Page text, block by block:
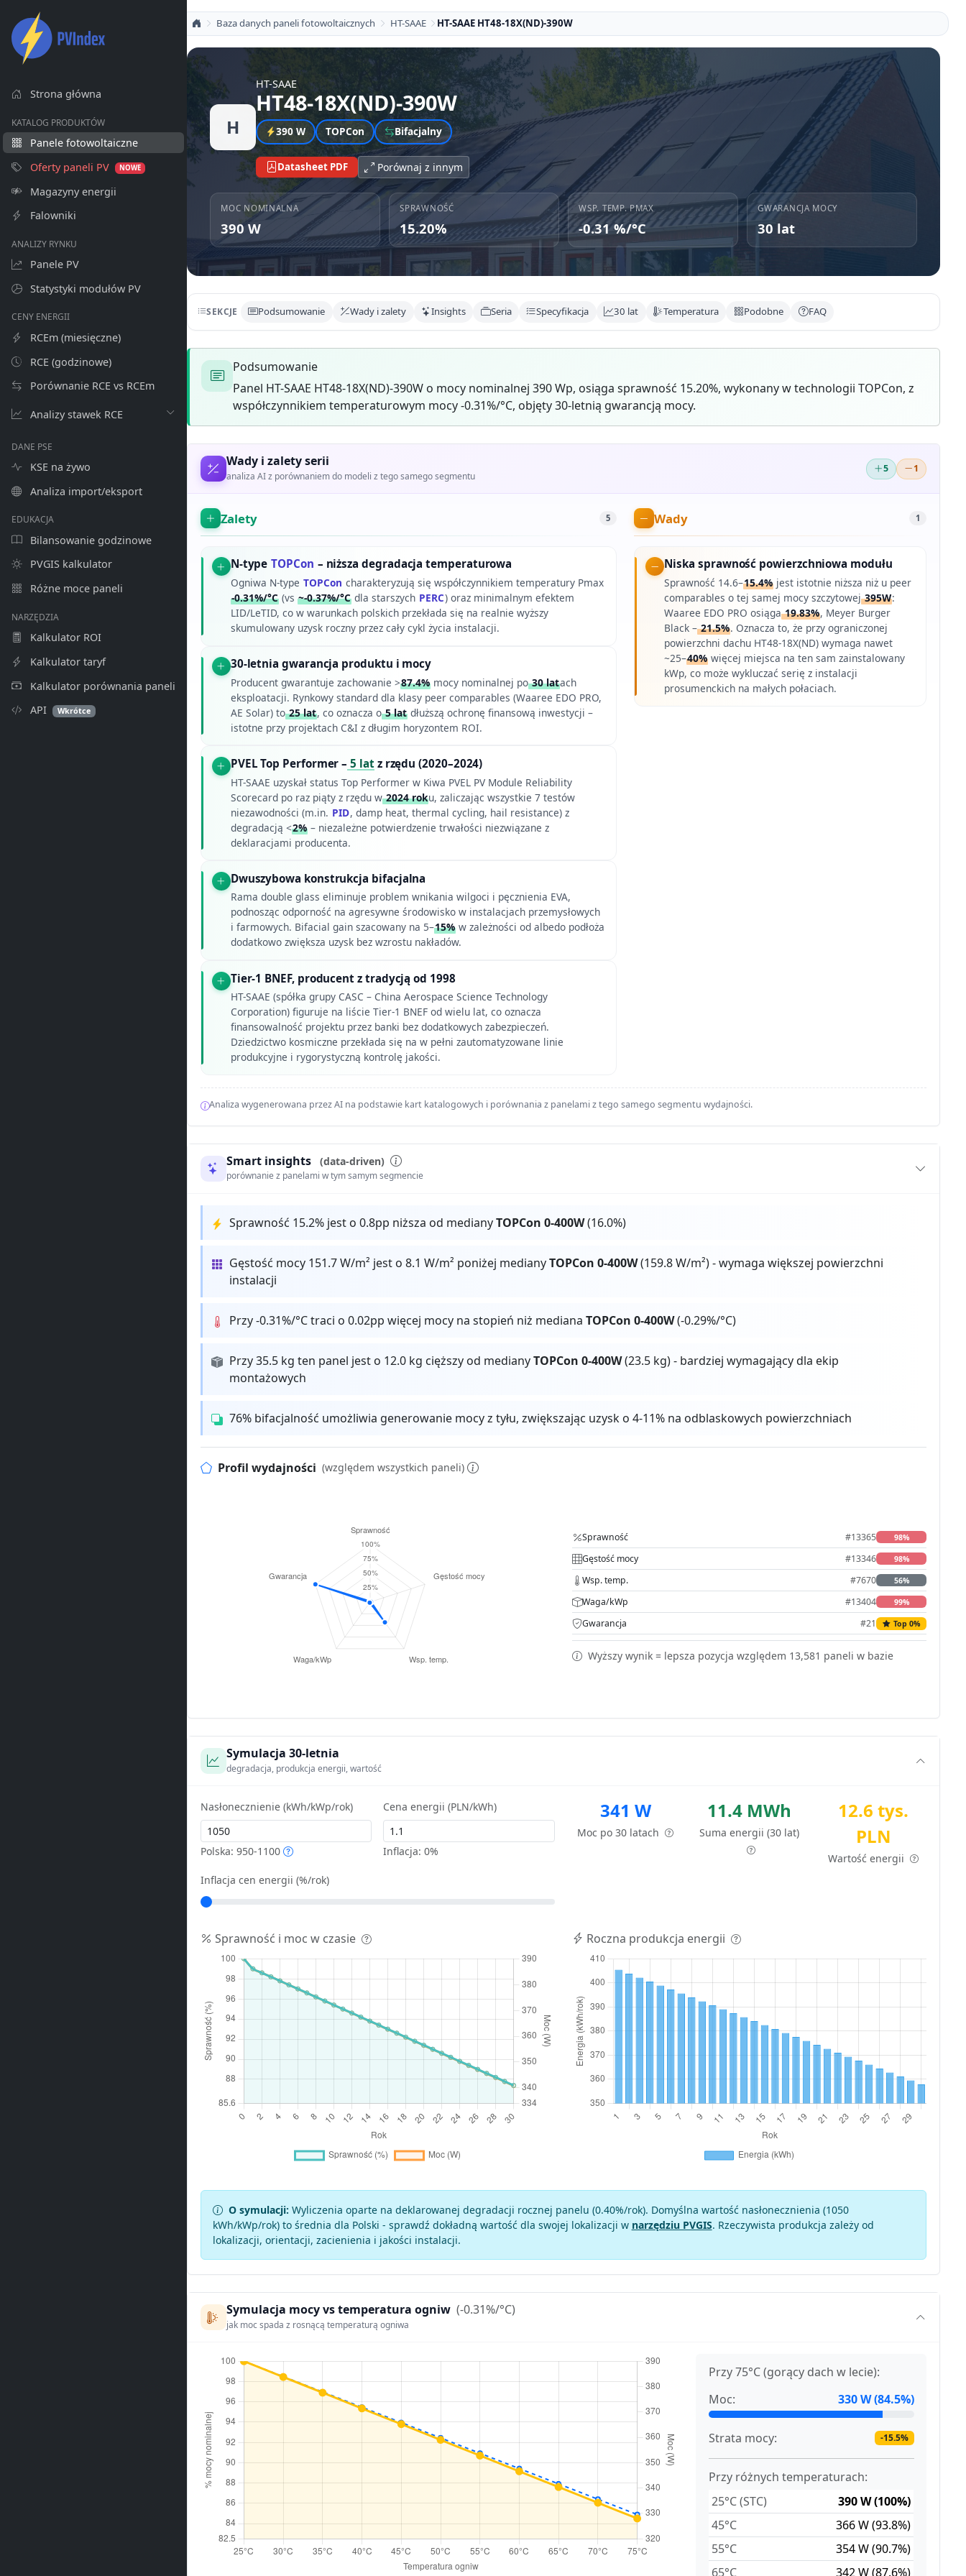
Strona główna
KATALOG PRODUKTÓW
Panele fotowoltaiczne
Oferty paneli PV
NOWE
Magazyny energii
Falowniki
ANALIZY RYNKU
Panele PV
Statystyki modułów PV
CENY ENERGII
RCEm (miesięczne)
RCE (godzinowe)
Porównanie RCE vs RCEm
Analizy stawek RCE
DANE PSE
KSE na żywo
Analiza import/eksport
EDUKACJA
Bilansowanie godzinowe
PVGIS kalkulator
Różne moce paneli
NARZĘDZIA
Kalkulator ROI
Kalkulator taryf
Kalkulator porównania paneli
API
Wkrótce
Baza danych paneli fotowoltaicznych HT-SAAE HT-SAAE HT48-18X(ND)-390W
H
HT-SAAE
HT48-18X(ND)-390W
390 W TOPCon Bifacjalny
Datasheet PDF Porównaj z innym
MOC NOMINALNA
390 W
SPRAWNOŚĆ
15.20%
WSP. TEMP. PMAX
-0.31 %/°C
GWARANCJA MOCY
30 lat
SEKCJE Podsumowanie Wady i zalety Insights Seria Specyfikacja 30 lat Temperatura Podobne FAQ
Podsumowanie
Panel HT-SAAE HT48-18X(ND)-390W o mocy nominalnej 390 Wp, osiąga sprawność 15.20%, wykonany w technologii TOPCon, z
współczynnikiem temperaturowym mocy -0.31%/°C, objęty 30-letnią gwarancją mocy.
Wady i zalety serii
analiza AI z porównaniem do modeli z tego samego segmentu
5 1
Zalety 5
N-type TOPCon – niższa degradacja temperaturowa
Ogniwa N-type TOPCon charakteryzują się współczynnikiem temperatury Pmax
-0.31%/°C(vs ~-0.37%/°Cdla starszych PERC) oraz minimalnym efektem
LID/LeTID, co w warunkach polskich przekłada się na realnie wyższy
skumulowany uzysk roczny przez cały cykl życia instalacji.
30-letnia gwarancja produktu i mocy
Producent gwarantuje zachowanie >87.4%mocy nominalnej po30 latach
eksploatacji. Rynkowy standard dla klasy peer comparables (Waaree EDO PRO,
AE Solar) to25 lat, co oznacza o5 latdłuższą ochronę finansową inwestycji –
istotne przy projektach C&I z długim horyzontem ROI.
PVEL Top Performer – 5 latz rzędu (2020–2024)
HT-SAAE uzyskał status Top Performer w Kiwa PVEL PV Module Reliability
Scorecard po raz piąty z rzędu w2024 roku, zaliczając wszystkie 7 testów
niezawodności (m.in. PID, damp heat, thermal cycling, hail resistance) z
degradacją <2%– niezależne potwierdzenie trwałości niezwiązane z
deklaracjami producenta.
Dwuszybowa konstrukcja bifacjalna
Rama double glass eliminuje problem wnikania wilgoci i pęcznienia EVA,
podnosząc odporność na agresywne środowisko w instalacjach przemysłowych
i farmowych. Bifacial gain szacowany na 5–15%w zależności od albedo podłoża
dodatkowo zwiększa uzysk bez wzrostu nakładów.
Tier-1 BNEF, producent z tradycją od 1998
HT-SAAE (spółka grupy CASC – China Aerospace Science Technology
Corporation) figuruje na liście Tier-1 BNEF od wielu lat, co oznacza
finansowalność projektu przez banki bez dodatkowych zabezpieczeń.
Dziedzictwo kosmiczne przekłada się na w pełni zautomatyzowane linie
produkcyjne i rygorystyczną kontrolę jakości.
Wady 1
Niska sprawność powierzchniowa modułu
Sprawność 14.6–15.4% jest istotnie niższa niż u peer
comparables o tej samej mocy szczytowej395W:
Waaree EDO PRO osiąga19.83%, Meyer Burger
Black –21.5%. Oznacza to, że przy ograniczonej
powierzchni dachu HT48-18X(ND) wymaga nawet
~25–40% więcej miejsca na ten sam zainstalowany
kWp, co może wykluczać serię z instalacji
prosumenckich na małych połaciach.
Analiza wygenerowana przez AI na podstawie kart katalogowych i porównania z panelami z tego samego segmentu wydajności.
Smart insights (data-driven)
porównanie z panelami w tym samym segmencie
Sprawność 15.2% jest o 0.8pp niższa od medianyTOPCon 0-400W(16.0%)
Gęstość mocy 151.7 W/m² jest o 8.1 W/m² poniżej medianyTOPCon 0-400W(159.8 W/m²) - wymaga większej powierzchni
instalacji
Przy -0.31%/°C traci o 0.02pp więcej mocy na stopień niż medianaTOPCon 0-400W(-0.29%/°C)
Przy 35.5 kg ten panel jest o 12.0 kg cięższy od medianyTOPCon 0-400W(23.5 kg) - bardziej wymagający dla ekip
montażowych
76% bifacjalność umożliwia generowanie mocy z tyłu, zwiększając uzysk o 4-11% na odblaskowych powierzchniach
Profil wydajności (względem wszystkich paneli)
Sprawność #13365 98%
Gęstość mocy #13346 98%
Wsp. temp. #7670 56%
Waga/kWp #13404 99%
Gwarancja #21 Top 0%
Wyższy wynik = lepsza pozycja względem 13,581 paneli w bazie
Symulacja 30-letnia
degradacja, produkcja energii, wartość
Nasłonecznienie (kWh/kWp/rok)
Polska: 950-1100
Cena energii (PLN/kWh)
Inflacja:0%
Inflacja cen energii (%/rok)
341 W
Moc po 30 latach
11.4 MWh
Suma energii (30 lat)
12.6 tys.
PLN
Wartość energii
Sprawność i moc w czasie Roczna produkcja energii
O symulacji: Wyliczenia oparte na deklarowanej degradacji rocznej panelu (0.40%/rok). Domyślna wartość nasłonecznienia (1050
kWh/kWp/rok) to średnia dla Polski - sprawdź dokładną wartość dla swojej lokalizacji w narzędziu PVGIS. Rzeczywista produkcja zależy od
lokalizacji, orientacji, zacienienia i jakości instalacji.
Symulacja mocy vs temperatura ogniw (-0.31%/°C)
jak moc spada z rosnącą temperaturą ogniwa
Przy 75°C (gorący dach w lecie):
Moc:
330 W (84.5%)
Strata mocy: -15.5%
Przy różnych temperaturach:
25°C (STC)
390 W (100%)
45°C
366 W (93.8%)
55°C
354 W (90.7%)
65°C
342 W (87.6%)